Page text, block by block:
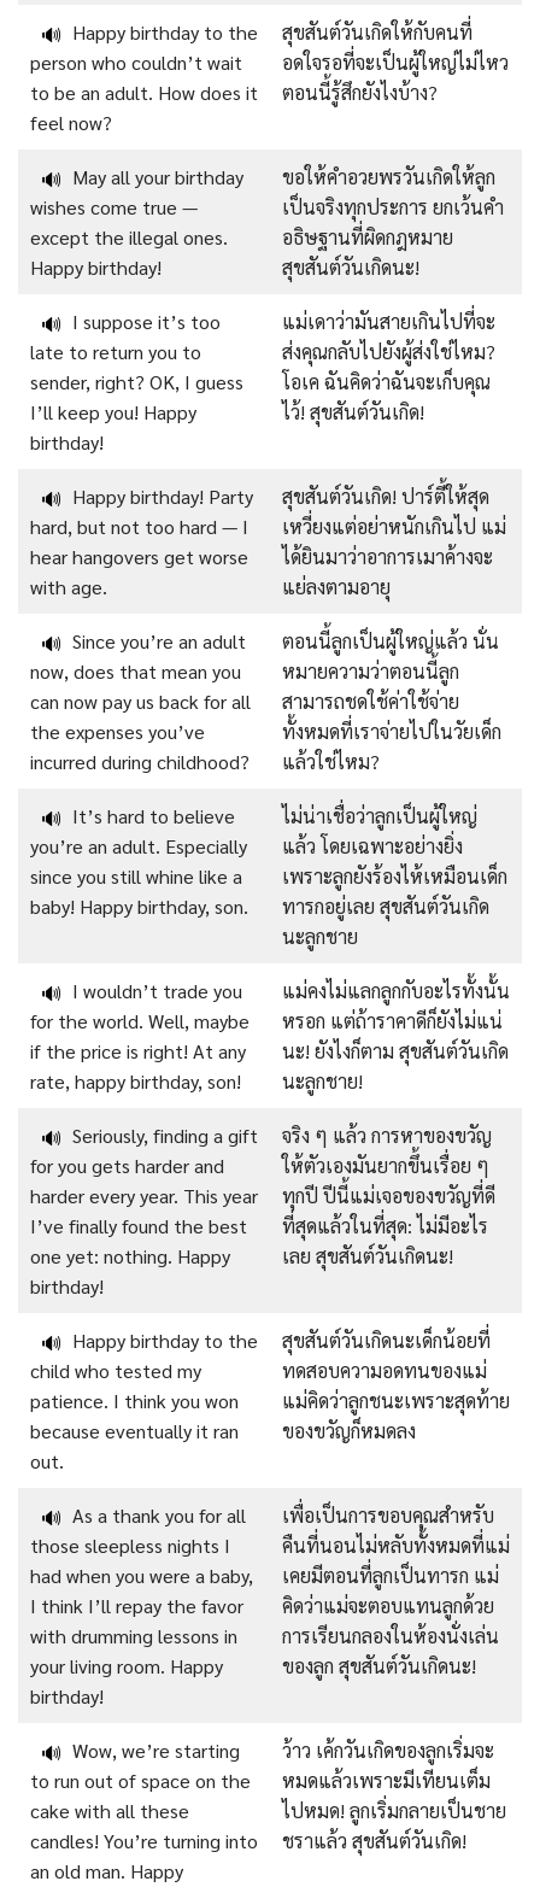
🔊 Happy birthday to the
person who couldn’t wait
to be an adult. How does it
feel now?
สุขสันต์วันเกิดให้กับคนที่
อดใจรอที่จะเป็นผู้ใหญ่ไม่ไหว
ตอนนี้รู้สึกยังไงบ้าง?
🔊 May all your birthday
wishes come true —
except the illegal ones.
Happy birthday!
ขอให้คำอวยพรวันเกิดให้ลูก
เป็นจริงทุกประการ ยกเว้นคำ
อธิษฐานที่ผิดกฎหมาย
สุขสันต์วันเกิดนะ!
🔊 I suppose it’s too
late to return you to
sender, right? OK, I guess
I’ll keep you! Happy
birthday!
แม่เดาว่ามันสายเกินไปที่จะ
ส่งคุณกลับไปยังผู้ส่งใช่ไหม?
โอเค ฉันคิดว่าฉันจะเก็บคุณ
ไว้! สุขสันต์วันเกิด!
🔊 Happy birthday! Party
hard, but not too hard — I
hear hangovers get worse
with age.
สุขสันต์วันเกิด! ปาร์ตี้ให้สุด
เหวี่ยงแต่อย่าหนักเกินไป แม่
ได้ยินมาว่าอาการเมาค้างจะ
แย่ลงตามอายุ
🔊 Since you’re an adult
now, does that mean you
can now pay us back for all
the expenses you’ve
incurred during childhood?
ตอนนี้ลูกเป็นผู้ใหญ่แล้ว นั่น
หมายความว่าตอนนี้ลูก
สามารถชดใช้ค่าใช้จ่าย
ทั้งหมดที่เราจ่ายไปในวัยเด็ก
แล้วใช่ไหม?
🔊 It’s hard to believe
you’re an adult. Especially
since you still whine like a
baby! Happy birthday, son.
ไม่น่าเชื่อว่าลูกเป็นผู้ใหญ่
แล้ว โดยเฉพาะอย่างยิ่ง
เพราะลูกยังร้องไห้เหมือนเด็ก
ทารกอยู่เลย สุขสันต์วันเกิด
นะลูกชาย
🔊 I wouldn’t trade you
for the world. Well, maybe
if the price is right! At any
rate, happy birthday, son!
แม่คงไม่แลกลูกกับอะไรทั้งนั้น
หรอก แต่ถ้าราคาดีก็ยังไม่แน่
นะ! ยังไงก็ตาม สุขสันต์วันเกิด
นะลูกชาย!
🔊 Seriously, finding a gift
for you gets harder and
harder every year. This year
I’ve finally found the best
one yet: nothing. Happy
birthday!
จริง ๆ แล้ว การหาของขวัญ
ให้ตัวเองมันยากขึ้นเรื่อย ๆ
ทุกปี ปีนี้แม่เจอของขวัญที่ดี
ที่สุดแล้วในที่สุด: ไม่มีอะไร
เลย สุขสันต์วันเกิดนะ!
🔊 Happy birthday to the
child who tested my
patience. I think you won
because eventually it ran
out.
สุขสันต์วันเกิดนะเด็กน้อยที่
ทดสอบความอดทนของแม่
แม่คิดว่าลูกชนะเพราะสุดท้าย
ของขวัญก็หมดลง
🔊 As a thank you for all
those sleepless nights I
had when you were a baby,
I think I’ll repay the favor
with drumming lessons in
your living room. Happy
birthday!
เพื่อเป็นการขอบคุณสำหรับ
คืนที่นอนไม่หลับทั้งหมดที่แม่
เคยมีตอนที่ลูกเป็นทารก แม่
คิดว่าแม่จะตอบแทนลูกด้วย
การเรียนกลองในห้องนั่งเล่น
ของลูก สุขสันต์วันเกิดนะ!
🔊 Wow, we’re starting
to run out of space on the
cake with all these
candles! You’re turning into
an old man. Happy
ว้าว เค้กวันเกิดของลูกเริ่มจะ
หมดแล้วเพราะมีเทียนเต็ม
ไปหมด! ลูกเริ่มกลายเป็นชาย
ชราแล้ว สุขสันต์วันเกิด!